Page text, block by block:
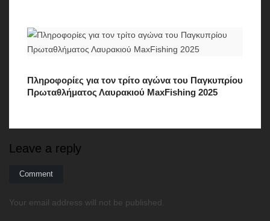
Πληροφορίες για τον τρίτο αγώνα του Παγκυπρίου
Πρωταθλήματος Λαυρακιού MaxFishing 2025
Leave a reply
Comment
Your email address will not be published.